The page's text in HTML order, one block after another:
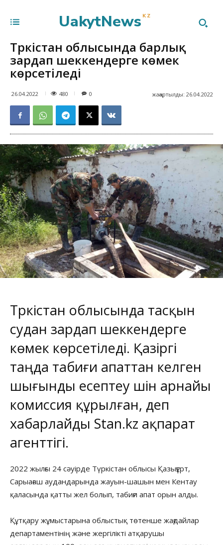
UakytNews KZ
Түркістан облысында барлық
зардап шеккендерге көмек
көрсетіледі
26.04.2022 480 жаңартылды: 26.04.2022
0
Түркістан облысында тасқын
судан зардап шеккендерге
көмек көрсетіледі. Қазіргі
таңда табиғи апаттан келген
шығынды есептеу үшін арнайы
комиссия құрылған, деп
хабарлайды Stan.kz ақпарат
агенттігі.
2022 жылғы 24 сәуірде Түркістан облысы Қазығұрт,
Сарыағаш аудандарында жауын-шашын мен Кентау
қаласында қатты жел болып, табиғи апат орын алды.
Құтқару жұмыстарына облыстық төтенше жағдайлар
департаментінің және жергілікті атқарушы